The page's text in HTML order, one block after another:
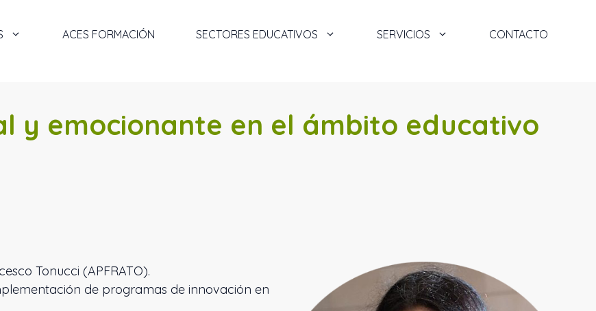
ACES FORMACIÓN SECTORES EDUCATIVOS SERVICIOS CONTACTO
y emocionante en el ámbito educativo
Tonucci (APFRATO).
de programas de innovación en